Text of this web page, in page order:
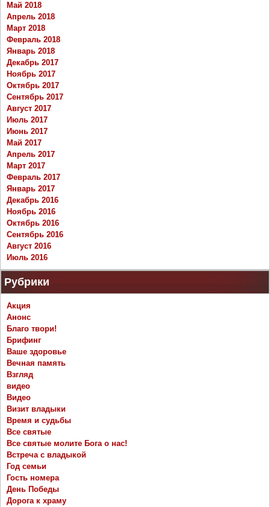
Май 2018
Апрель 2018
Март 2018
Февраль 2018
Январь 2018
Декабрь 2017
Ноябрь 2017
Октябрь 2017
Сентябрь 2017
Август 2017
Июль 2017
Июнь 2017
Май 2017
Апрель 2017
Март 2017
Февраль 2017
Январь 2017
Декабрь 2016
Ноябрь 2016
Октябрь 2016
Сентябрь 2016
Август 2016
Июль 2016
Рубрики
Акция
Анонс
Благо твори!
Брифинг
Ваше здоровье
Вечная память
Взгляд
видео
Видео
Визит владыки
Время и судьбы
Все святые
Все святые молите Бога о нас!
Встреча с владыкой
Год семьи
Гость номера
День Победы
Дорога к храму